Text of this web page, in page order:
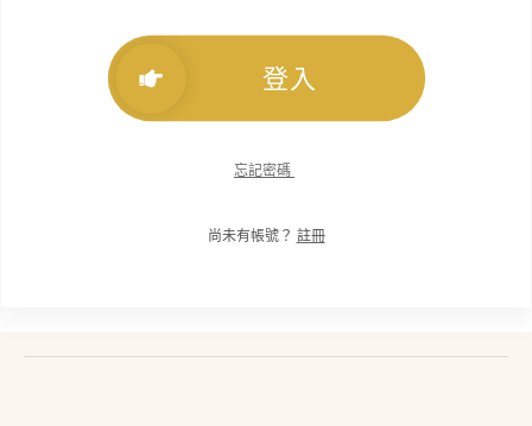
登入
忘記密碼
尚未有帳號？ 註冊